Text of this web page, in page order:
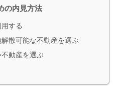
の内見方法
する
散可能な不動産を選ぶ
動産を選ぶ